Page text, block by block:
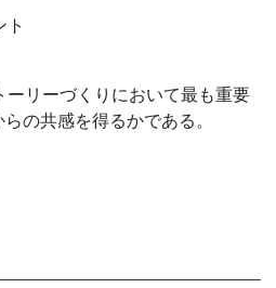
リーづくりにおいて最も重要
の共感を得るかである。